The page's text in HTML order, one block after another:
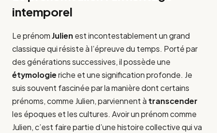
intemporel
Le prénomJulien est incontestablement un grand
classique qui résiste à l’épreuve du temps. Porté par
des générations successives, il possède une
étymologieriche et une signification profonde. Je
suis souvent fascinée par la manière dont certains
prénoms, comme Julien, parviennent à transcender
les époques et les cultures. Avoir un prénom comme
Julien, c’est faire partie d’une histoire collective qui va